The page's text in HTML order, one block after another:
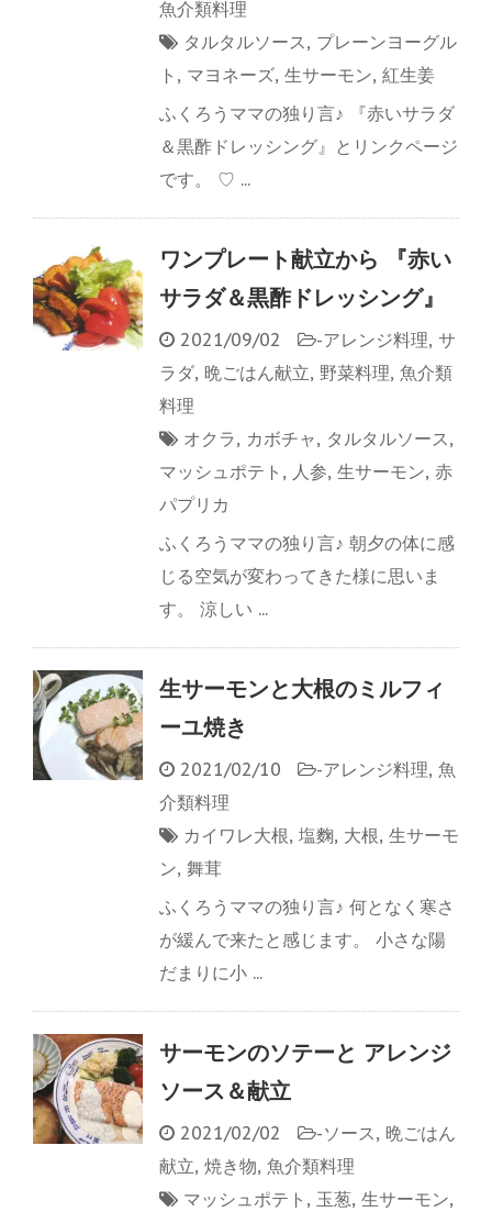
魚介類料理
タルタルソース , プレーンヨーグル
ト , マヨネーズ, 生サーモン, 紅生姜
ふくろうママの独り言♪ 『赤いサラダ
＆黒酢ドレッシング』とリンクページ
です。 ♡ ...
ワンプレート献立から 『赤い
サラダ＆黒酢ドレッシング』
2021/09/02 -アレンジ料理, サ
ラダ, 晩ごはん献立, 野菜料理, 魚介類
料理
オクラ, カボチャ, タルタルソース ,
マッシュポテト , 人参, 生サーモン, 赤
パプリカ
ふくろうママの独り言♪ 朝夕の体に感
じる空気が変わってきた様に思いま
す。 涼しい ...
生サーモンと大根のミルフィ
ーユ焼き
2021/02/10 -アレンジ料理, 魚
介類料理
カイワレ大根, 塩麴, 大根, 生サーモ
ン, 舞茸
ふくろうママの独り言♪ 何となく寒さ
が緩んで来たと感じます。 小さな陽
だまりに小 ...
サーモンのソテーと アレンジ
ソース＆献立
2021/02/02 -ソース , 晩ごはん
献立, 焼き物, 魚介類料理
マッシュポテト , 玉葱, 生サーモン,